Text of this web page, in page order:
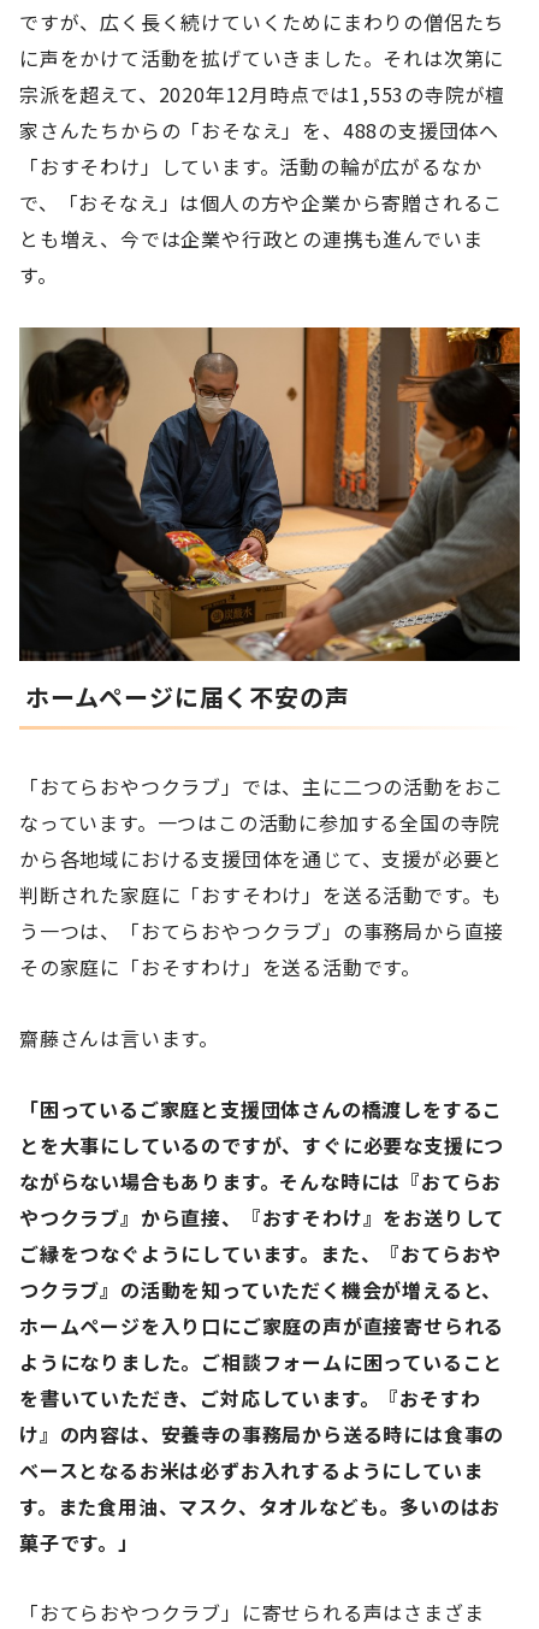
ですが、広く長く続けていくためにまわりの僧侶たち
に声をかけて活動を拡げていきました。それは次第に
宗派を超えて、2020年12月時点では1,553の寺院が檀
家さんたちからの「おそなえ」を、488の支援団体へ
「おすそわけ」しています。活動の輪が広がるなか
で、「おそなえ」は個人の方や企業から寄贈されるこ
とも増え、今では企業や行政との連携も進んでいま
す。
ホームページに届く不安の声
「おてらおやつクラブ」では、主に二つの活動をおこ
なっています。一つはこの活動に参加する全国の寺院
から各地域における支援団体を通じて、支援が必要と
判断された家庭に「おすそわけ」を送る活動です。も
う一つは、「おてらおやつクラブ」の事務局から直接
その家庭に「おそすわけ」を送る活動です。
齋藤さんは言います。
「困っているご家庭と支援団体さんの橋渡しをするこ
とを大事にしているのですが、すぐに必要な支援につ
ながらない場合もあります。そんな時には『おてらお
やつクラブ』から直接、『おすそわけ』をお送りして
ご縁をつなぐようにしています。また、『おてらおや
つクラブ』の活動を知っていただく機会が増えると、
ホームページを入り口にご家庭の声が直接寄せられる
ようになりました。ご相談フォームに困っていること
を書いていただき、ご対応しています。『おそすわ
け』の内容は、安養寺の事務局から送る時には食事の
ベースとなるお米は必ずお入れするようにしていま
す。また食用油、マスク、タオルなども。多いのはお
菓子です。」
「おてらおやつクラブ」に寄せられる声はさまざま